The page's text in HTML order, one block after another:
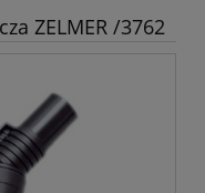
ZELMER /3762